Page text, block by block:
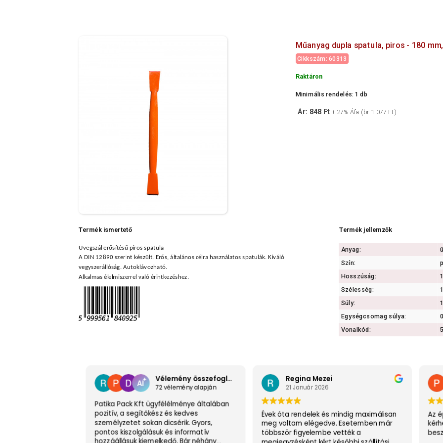
Műanyag dupla spatula, piros - 180
Cikkszám: 60313
Raktáron
Minimális rendelés: 1 db
Ár: 848 Ft + 27% Áfa (br. 1 077 Ft )
Termék ismertető
Üvegszál erősítésű piros spatula
A DIN 12890 szerint készült. Erős, általános célra használatos spatulák. Kiváló
vegyszerállóság. Autoklávozható.
Alkalmas élelmiszerrel való érintkezéshez.
Termék jellemzők
Anyag:
Szín:
Hosszúság:
Szélesség:
Súly:
Egységcsomag súlya:
Vonalkód:
Vélemény összefoglaló
72 vélemény alapján
Patika Pack Kft ügyfélélménye általában
pozitív, a segítőkész és kedves
személyzetet sokan dicsérik. Gyors,
pontos kiszolgálásuk és informatív
Regina Mezei
21 Január 2026
Évek óta rendelek és mindig maximálisan
meg voltam elégedve. Esetemben már
többször figyelembe vették a
Az